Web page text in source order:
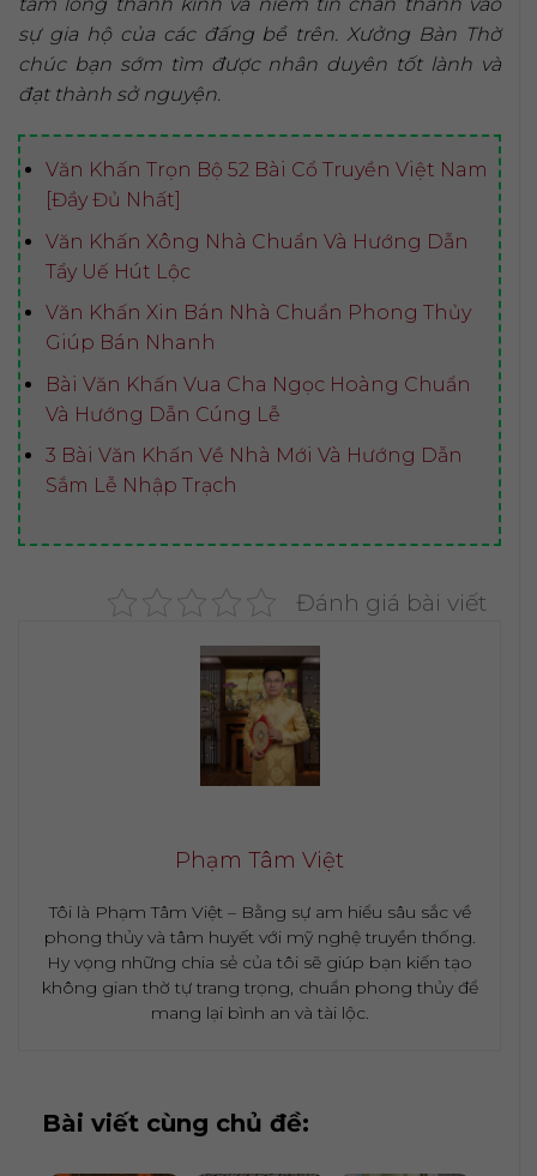
sự gia hộ của các đấng bề trên. Xưởng Bàn Thờ
chúc bạn sớm tìm được nhân duyên tốt lành và
đạt thành sở nguyện.
Văn Khấn Trọn Bộ 52 Bài Cổ Truyền Việt Nam
[Đầy Đủ Nhất]
Văn Khấn Xông Nhà Chuẩn Và Hướng Dẫn
Tẩy Uế Hút Lộc
Văn Khấn Xin Bán Nhà Chuẩn Phong Thủy
Giúp Bán Nhanh
Bài Văn Khấn Vua Cha Ngọc Hoàng Chuẩn
Và Hướng Dẫn Cúng Lễ
3 Bài Văn Khấn Về Nhà Mới Và Hướng Dẫn
Sắm Lễ Nhập Trạch
Đánh giá bài viết
Phạm Tâm Việt
Tôi là Phạm Tâm Việt – Bằng sự am hiểu sâu sắc về
phong thủy và tâm huyết với mỹ nghệ truyền thống.
Hy vọng những chia sẻ của tôi sẽ giúp bạn kiến tạo
không gian thờ tự trang trọng, chuẩn phong thủy để
mang lại bình an và tài lộc.
Bài viết cùng chủ đề: